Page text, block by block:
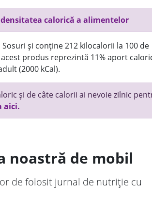
calorică a alimentelor
și conține 212 kilocalorii la 100 de
produs reprezintă 11% aport
(2000 kCal).
și de câte calorii ai nevoie zilnic
aici.
noastră de mobil
de folosit jurnal de nutriție cu